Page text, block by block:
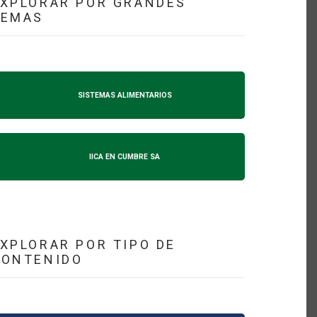
SISTEMAS ALIMENTARIOS
IICA EN CUMBRE SA
POR TIPO DE